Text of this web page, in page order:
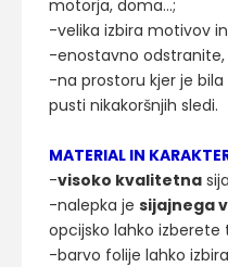
motorja, doma...;
-velika izbira motivov
-enostavno odstranite,
-na prostoru kjer je
pusti nikakoršnjih sledi.
MATERIAL IN
-visoko kvalitetna
-nalepka je sijajnega
opcijsko lahko
-barvo folije lahko